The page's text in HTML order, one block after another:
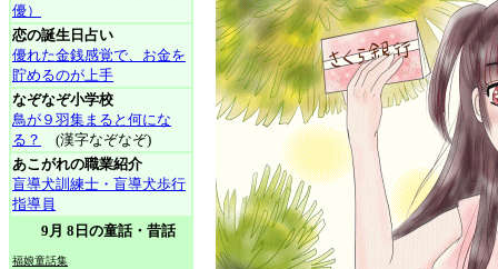
優）
恋の誕生日占い
優れた金銭感覚で、お金を
貯めるのが上手
なぞなぞ小学校
鳥が９羽集まると何にな
る？
(漢字なぞなぞ)
あこがれの職業紹介
盲導犬訓練士・盲導犬歩行
指導員
9月 8日の童話・昔話
福娘童話集